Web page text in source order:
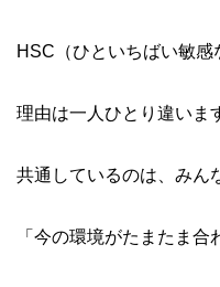
HSC（ひといちばい敏
理由は一人ひとり違いま
共通しているのは、みん
「今の環境がたまたま合